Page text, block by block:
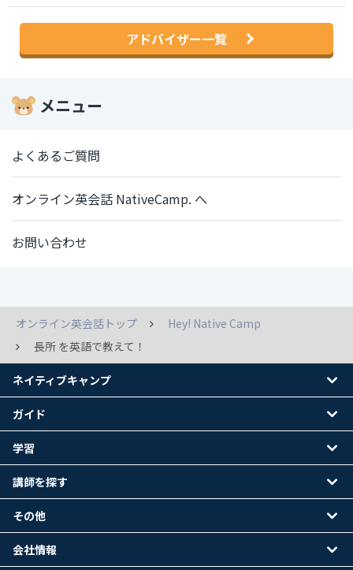
アドバイザー一覧
メニュー
よくあるご質問
オンライン英会話 NativeCamp. へ
お問い合わせ
オンライン英会話トップ
Hey! Native Camp
長所 を英語で教えて！
ネイティブキャンプ
ガイド
学習
講師を探す
その他
会社情報